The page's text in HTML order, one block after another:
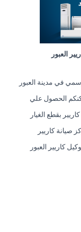
العبور
في مدينة العبور
الحصول علي
بقطع الغيار
صيانة كاريير
كاريير العبور